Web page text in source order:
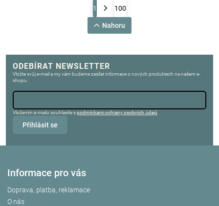
1 100
Nahoru
ODEBÍRAT NEWSLETTER
Vložte svůj e-mail a my vám budeme zasílat informace o nových produktech na našem e-
shopu.
Vložením e-mailu souhlasíte spodmínkami ochrany osobních údajů
Přihlásit se
Informace pro vás
Doprava, platba, reklamace
O nás